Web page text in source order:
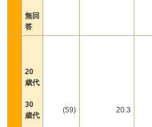
無回
答
20
歳代
30
歳代
(59) 20.3